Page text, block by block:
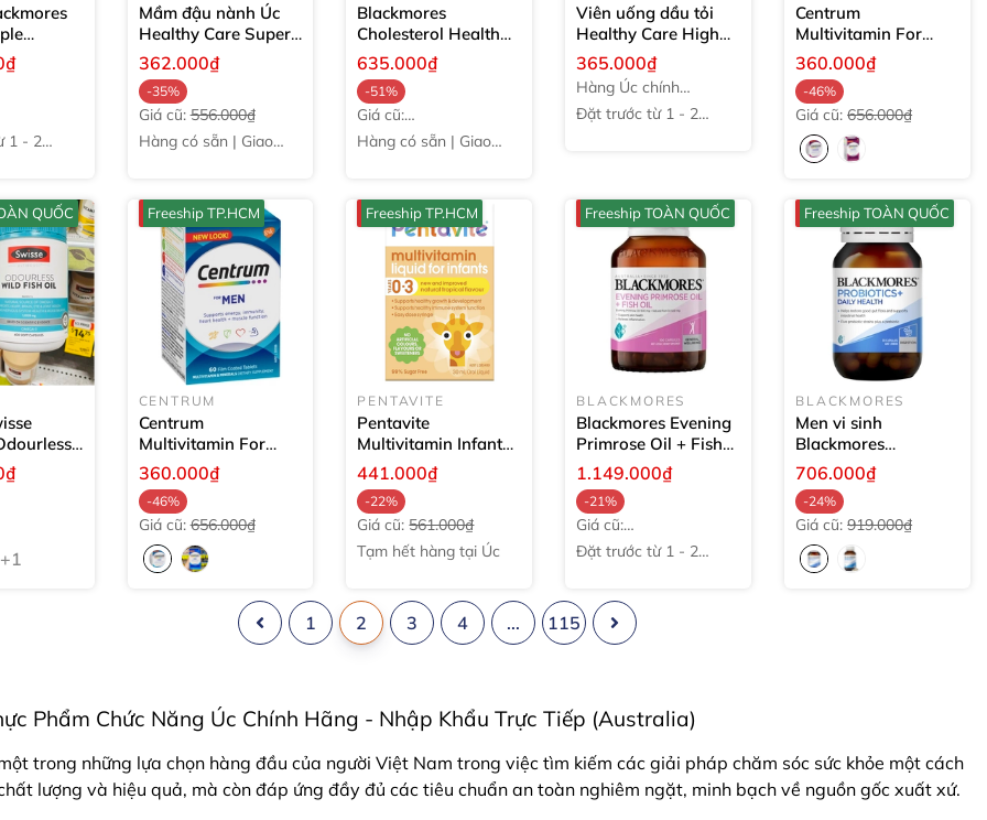
Fish
1 - 2
Mầm đậu nành Úc
Healthy Care Super
Lecithin 1200mg
viên
362.000₫
-35%
Giá cũ:556.000₫
Hàng có sẵn | Giao
Blackmores
Cholesterol Health
giảm mỡ máu
viên
635.000₫
-51%
Giá cũ:
1.291.000₫
Hàng có sẵn | Giao
Viên uống dầu tỏi
Healthy Care High
Strength Garlic Oil
5000mg hỗ trợ miễn
dịch150 viên
365.000₫
Hàng Úc chính
hãng
Đặt trước từ 1 - 2
Centrum
Multivitamin For
Women cho nữ dưới
50 tuổi60 viên
360.000₫
-46%
Giá cũ:656.000₫
QUỐC
viên
+1
Freeship TP.HCM
CENTRUM
Centrum
Multivitamin For
Men cho nam dưới
50 tuổi60 viên
360.000₫
-46%
Giá cũ:656.000₫
Freeship TP.HCM
PENTAVITE
Pentavite
Multivitamin Infant
Liquid cho bé từ 0
đến 3 tuổi30ml
441.000₫
-22%
Giá cũ:561.000₫
Tạm hết hàng tại Úc
Freeship TOÀN QUỐC
BLACKMORES
Blackmores Evening
Primrose Oil + Fish
Oil 1000mg100 viên
1.149.000₫
-21%
Giá cũ:
1.441.000₫
Đặt trước từ 1 - 2
Freeship TOÀN QUỐC
BLACKMORES
Men vi sinh
Blackmores
Probiotics+ Daily
Health30 viên
706.000₫
-24%
Giá cũ:919.000₫
1 2 3 4 ... 115
Phẩm Chức Năng Úc Chính Hãng - Nhập Khẩu Trực Tiếp (Australia)
trong những lựa chọn hàng đầu của người Việt Nam trong việc tìm kiếm các giải pháp chăm sóc sức khỏe một cách
lượng và hiệu quả, mà còn đáp ứng đầy đủ các tiêu chuẩn an toàn nghiêm ngặt, minh bạch về nguồn gốc xuất xứ.